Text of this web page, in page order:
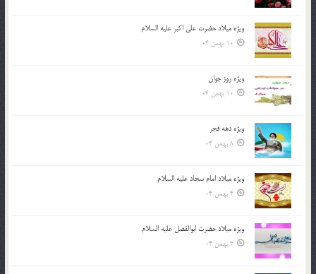
ویژه میلاد حضرت علی اکبر علیه السلام
10 بهمن 04
ویژه روز جوان
10 بهمن 04
ویژه دهه فجر
8 بهمن 04
ویژه میلاد امام سجاد علیه السلام
4 بهمن 04
ویژه میلاد حضرت ابوالفضل علیه السلام
3 بهمن 04